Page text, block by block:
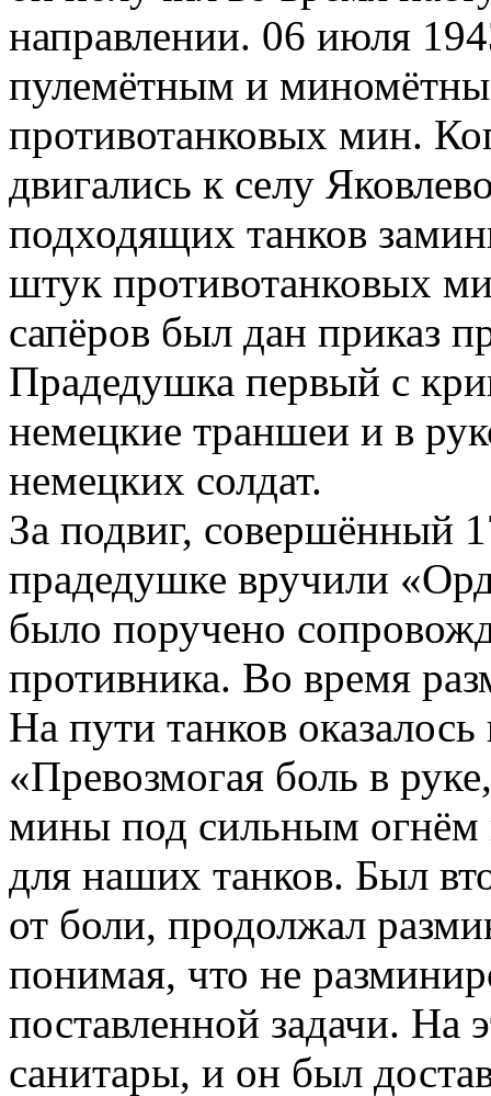
направлении. 06 июля
пулемётным и
противотанковых мин.
двигались к селу
подходящих танков
штук противотанковых
сапёров был дан приказ
Прадедушка первый с
немецкие траншеи и в
немецких солдат.
За подвиг, совершённый
прадедушке вручили
было поручено
противника. Во время
На пути танков
«Превозмогая боль в
мины под сильным огнём
для наших танков. Был
от боли, продолжал
понимая, что не
поставленной задачи. На
санитары, и он был